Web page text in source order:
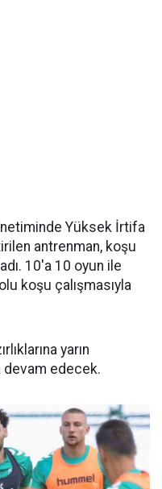
Yüksek İrtifa
antrenman, koşu
10'a 10 oyun ile
koşu çalışmasıyla
yarın
edecek.